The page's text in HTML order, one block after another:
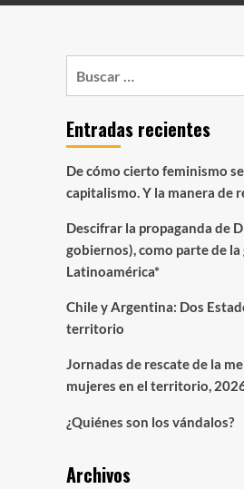
Entradas recientes
De cómo cierto feminismo
capitalismo. Y la manera de
Descifrar la propaganda de
gobiernos), como parte de
Latinoamérica*
Chile y Argentina: Dos
territorio
Jornadas de rescate de la
mujeres en el territorio,
¿Quiénes son los vándalos?
Archivos